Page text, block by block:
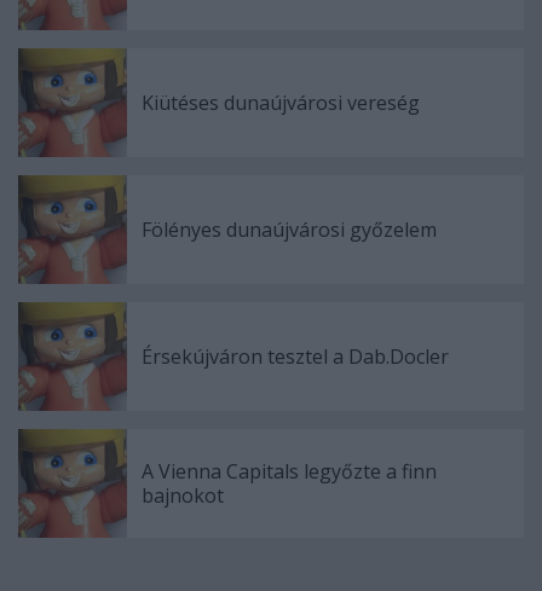
Kiütéses dunaújvárosi vereség
Fölényes dunaújvárosi győzelem
Érsekújváron tesztel a Dab.Docler
A Vienna Capitals legyőzte a finn
bajnokot